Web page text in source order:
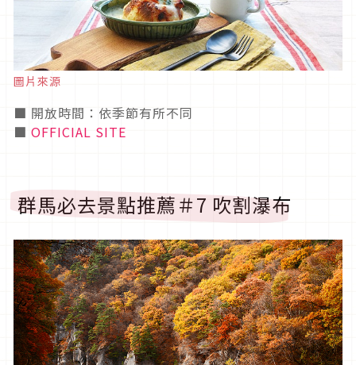
圖片來源
■ 開放時間：依季節有所不同
■ OFFICIAL SITE
群馬必去景點推薦＃7 吹割瀑布